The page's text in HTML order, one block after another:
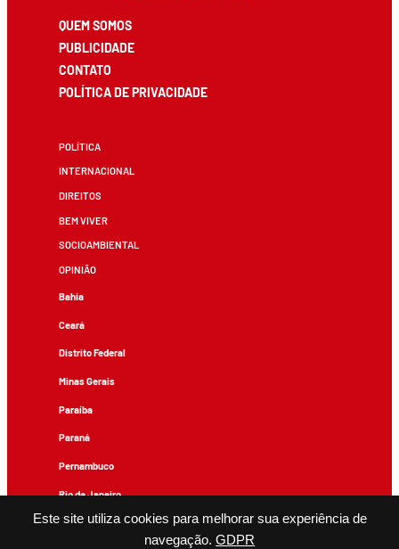
Este site utiliza cookies para melhorar sua experiência de
navegação. GDPR
QUEM SOMOS
PUBLICIDADE
CONTATO
POLÍTICA DE PRIVACIDADE
POLÍTICA
INTERNACIONAL
DIREITOS
BEM VIVER
SOCIOAMBIENTAL
OPINIÃO
Bahia
Ceará
Distrito Federal
Minas Gerais
Paraíba
Paraná
Pernambuco
Rio de Janeiro
Rio Grande do Sul